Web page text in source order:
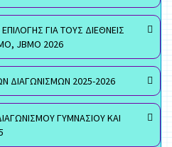
ΓΙΑ ΤΟΥΣ ΔΙΕΘΝΕΙΣ
JBMO 2026
ΔΙΑΓΩΝΙΣΜΩΝ 2025-2026
ΓΥΜΝΑΣΙΟΥ ΚΑΙ